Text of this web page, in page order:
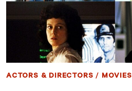
ト
ラ
ー
作
ラ
マ
『ス
カ
ー
ッ
ACTORS & DIRECTORS / MOVIES